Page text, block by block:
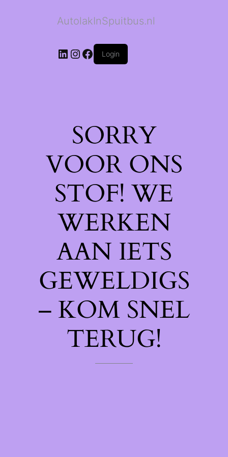
AutolakInSpuitbus.nl
LinkedIn
Instagram
Facebook
Login
SORRY
VOOR ONS
STOF! WE
WERKEN
AAN IETS
GEWELDIGS
– KOM SNEL
TERUG!